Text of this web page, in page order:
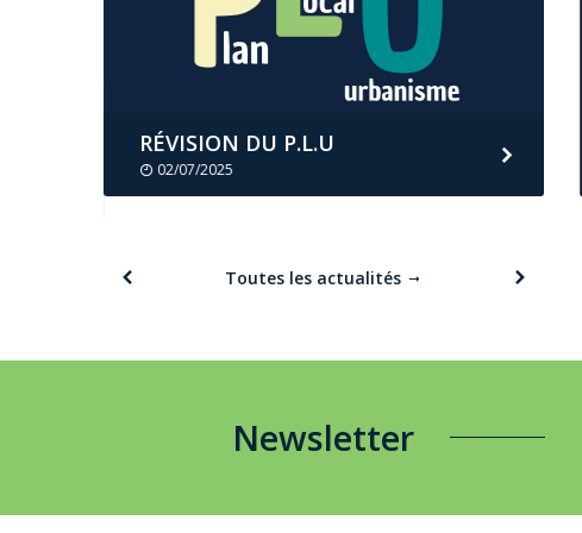
RÉVISION DU P.L.U
02/07/2025
Toutes les actualités
Newsletter